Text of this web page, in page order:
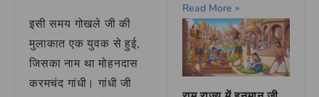
इसी समय गोखले जी की
मुलाकात एक युवक से हुई,
जिसका नाम था मोहनदास
करमचंद गांधी। गांधी जी
Read More »